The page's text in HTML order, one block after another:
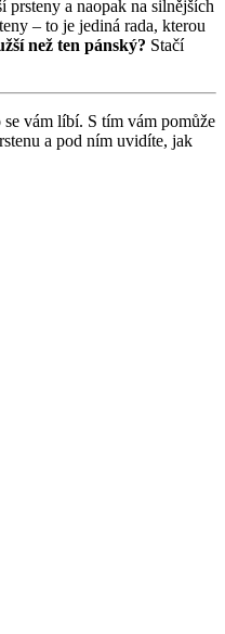
prsteny a naopak na silnějších
– to je jediná rada, kterou
než ten pánský? Stačí
vám líbí. S tím vám pomůže
a pod ním uvidíte, jak